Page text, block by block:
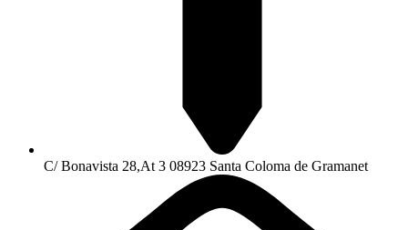
C/ Bonavista 28,At 3 08923 Santa Coloma de Gramanet